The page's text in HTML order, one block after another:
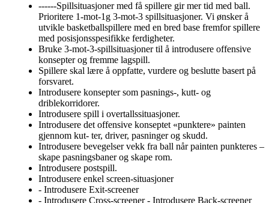
------Spillsituasjoner med få spillere gir mer tid med ball.
Prioritere 1-mot-1g 3-mot-3 spillsituasjoner. Vi ønsker å
utvikle basketballspillere med en bred base fremfor spillere
med posisjonsspesifikke ferdigheter.
Bruke 3-mot-3-spillsituasjoner til å introdusere offensive
konsepter og fremme lagspill.
Spillere skal lære å oppfatte, vurdere og beslutte basert på
forsvaret.
Introdusere konsepter som pasnings-, kutt- og
driblekorridorer.
Introdusere spill i overtallssituasjoner.
Introdusere det offensive konseptet «punktere» painten
gjennom kut- ter, driver, pasninger og skudd.
Introdusere bevegelser vekk fra ball når painten punkteres –
skape pasningsbaner og skape rom.
Introdusere postspill.
Introdusere enkel screen-situasjoner
- Introdusere Exit-screener
- Introdusere Cross-screener - Introdusere Back-screener